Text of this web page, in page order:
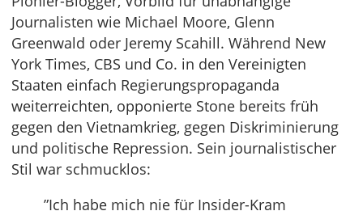
Journalisten wie Michael Moore, Glenn
Greenwald oder Jeremy Scahill. Während New
York Times, CBS und Co. in den Vereinigten
Staaten einfach Regierungspropaganda
weiterreichten, opponierte Stone bereits früh
gegen den Vietnamkrieg, gegen Diskriminierung
und politische Repression. Sein journalistischer
Stil war schmucklos:
”Ich habe mich nie für Insider-Kram